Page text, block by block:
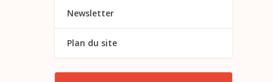
Newsletter
Plan du site